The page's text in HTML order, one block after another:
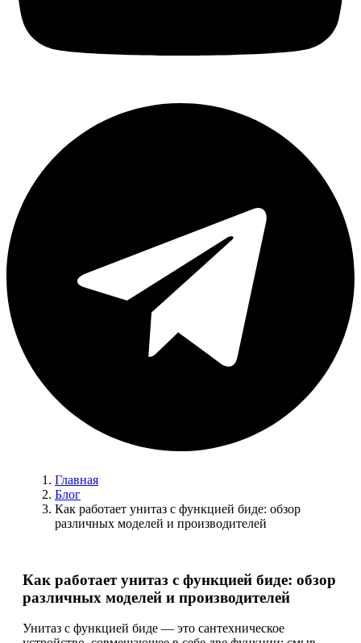
Главная
Блог
Как работает унитаз с функцией биде: обзор
различных моделей и производителей
Как работает унитаз с функцией биде: обзор
различных моделей и производителей
Унитаз с функцией биде — это сантехническое